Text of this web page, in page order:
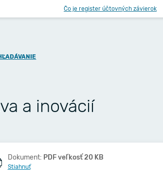
Čo je register účtovných závierok
a inovácií
Dokument: PDF veľkosť 20 KB
Stiahnuť